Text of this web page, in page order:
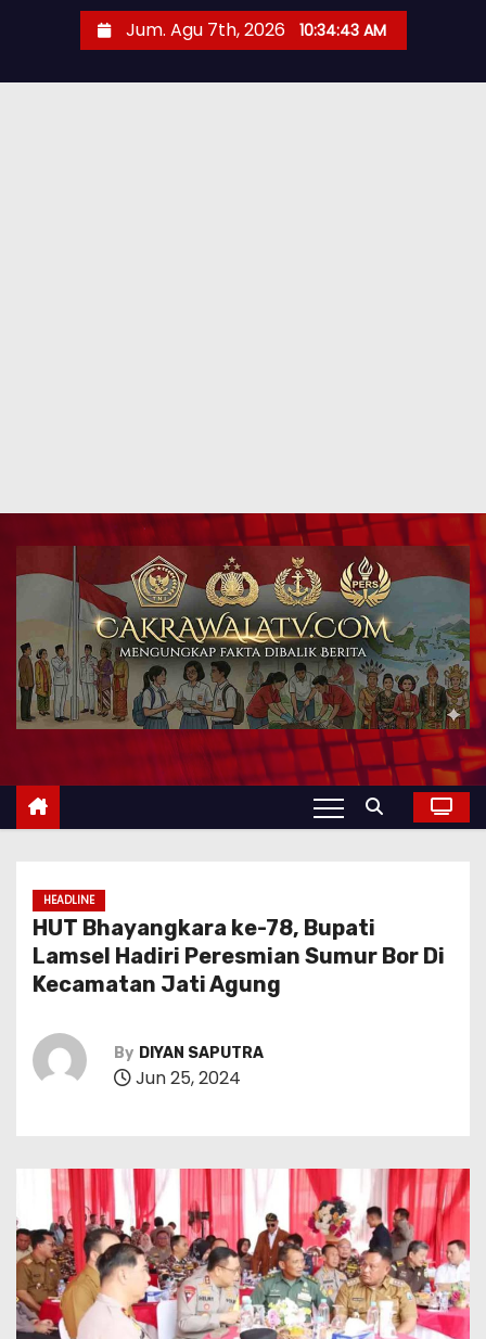
Jum. Agu 7th, 2026 10:34:44 AM
HEADLINE
HUT Bhayangkara ke-78, Bupati
Lamsel Hadiri Peresmian Sumur Bor Di
Kecamatan Jati Agung
By DIYAN SAPUTRA
Jun 25, 2024